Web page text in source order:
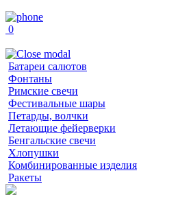
0
Батареи салютов
Фонтаны
Римские свечи
Фестивальные шары
Петарды, волчки
Летающие фейерверки
Бенгальские свечи
Хлопушки
Комбинированные изделия
Ракеты